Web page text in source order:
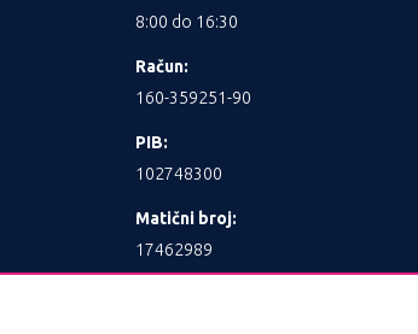
8:00 do 16:30
Račun:
160-359251-90
PIB:
102748300
Matični broj:
17462989